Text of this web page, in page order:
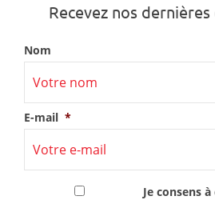
Recevez nos
Nom
E-mail *
Je consens